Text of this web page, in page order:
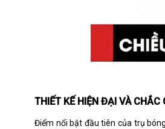
THIẾT KẾ HIỆN ĐẠI VÀ CHẮC
Điểm nổi bật đầu tiên của trụ